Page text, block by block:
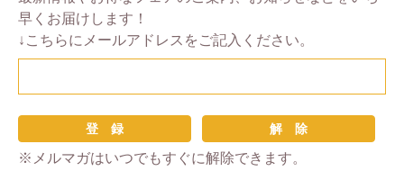
早くお届けします！
↓こちらにメールアドレスをご記入ください。
※メルマガはいつでもすぐに解除できます。